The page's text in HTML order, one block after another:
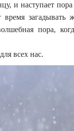
и наступает
время
пора,
всех нас.